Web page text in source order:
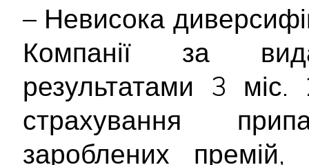
– Невисока
Компанії за
результатами 3
страхування
зароблених